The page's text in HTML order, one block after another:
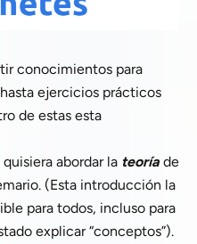
conocimientos para
ejercicios prácticos
de estas esta
abordar la teoría de
(Esta introducción la
para todos, incluso para
explicar “conceptos”).